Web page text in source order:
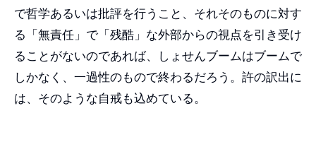
で哲学あるいは批評を行うこと、それそのものに対す
る「無責任」で「残酷」な外部からの視点を引き受け
ることがないのであれば、しょせんブームはブームで
しかなく、一過性のもので終わるだろう。許の訳出に
は、そのような自戒も込めている。